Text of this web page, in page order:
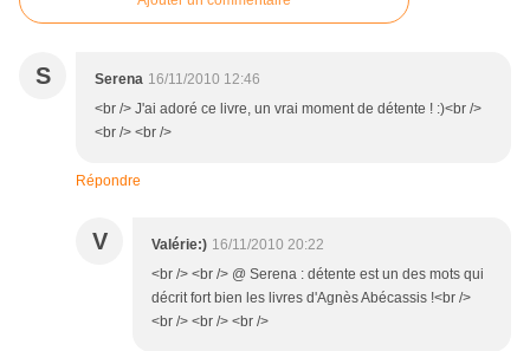
S Serena 16/11/2010 12:46
<br /> J'ai adoré ce livre, un vrai moment de détente ! :)<br />
<br /> <br />
Répondre
V Valérie:) 16/11/2010 20:22
<br /> <br /> @ Serena : détente est un des mots qui
décrit fort bien les livres d'Agnès Abécassis !<br />
<br /> <br /> <br />